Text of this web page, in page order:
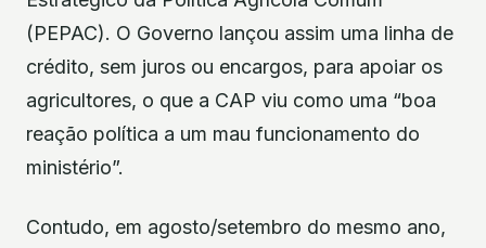
(PEPAC). O Governo lançou assim uma linha de
crédito, sem juros ou encargos, para apoiar os
agricultores, o que a CAP viu como uma “boa
reação política a um mau funcionamento do
ministério”.
Contudo, em agosto/setembro do mesmo ano,